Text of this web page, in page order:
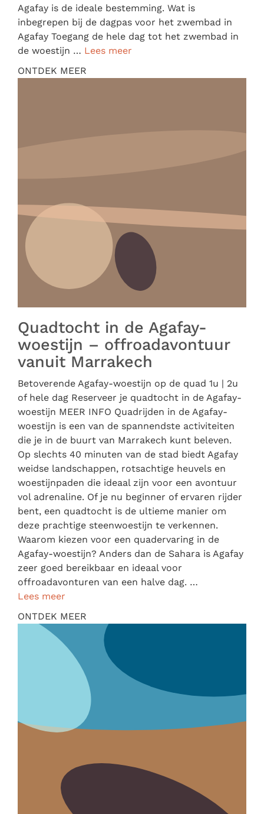
Agafay is de ideale bestemming. Wat is
inbegrepen bij de dagpas voor het zwembad in
Agafay Toegang de hele dag tot het zwembad in
de woestijn … Lees meer
ONTDEK MEER
Quadtocht in de Agafay-
woestijn – offroadavontuur
vanuit Marrakech
Betoverende Agafay-woestijn op de quad 1u | 2u
of hele dag Reserveer je quadtocht in de Agafay-
woestijn MEER INFO Quadrijden in de Agafay-
woestijn is een van de spannendste activiteiten
die je in de buurt van Marrakech kunt beleven.
Op slechts 40 minuten van de stad biedt Agafay
weidse landschappen, rotsachtige heuvels en
woestijnpaden die ideaal zijn voor een avontuur
vol adrenaline. Of je nu beginner of ervaren rijder
bent, een quadtocht is de ultieme manier om
deze prachtige steenwoestijn te verkennen.
Waarom kiezen voor een quadervaring in de
Agafay-woestijn? Anders dan de Sahara is Agafay
zeer goed bereikbaar en ideaal voor
offroadavonturen van een halve dag. …
Lees meer
ONTDEK MEER